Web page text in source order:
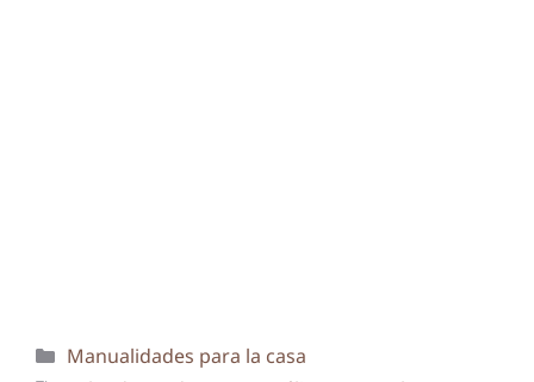
Categorías
Manualidades para la casa